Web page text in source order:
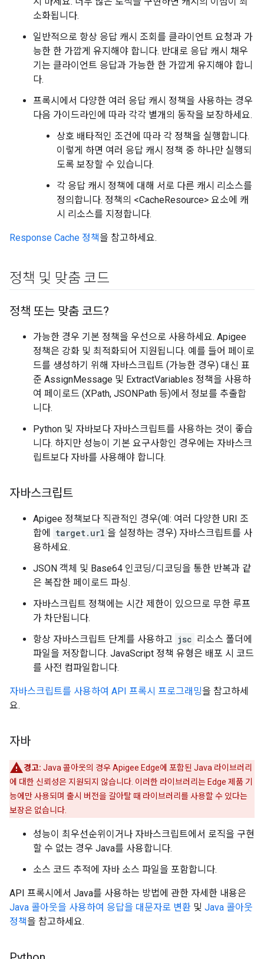
소화됩니다.
일반적으로 항상 응답 캐시 조회를 클라이언트 요청과 가
능한 한 가깝게 유지해야 합니다. 반대로 응답 캐시 채우
기는 클라이언트 응답과 가능한 한 가깝게 유지해야 합니
다.
프록시에서 다양한 여러 응답 캐시 정책을 사용하는 경우
다음 가이드라인에 따라 각각 별개의 동작을 보장하세요.
상호 배타적인 조건에 따라 각 정책을 실행합니다.
이렇게 하면 여러 응답 캐시 정책 중 하나만 실행되
도록 보장할 수 있습니다.
각 응답 캐시 정책에 대해 서로 다른 캐시 리소스를
정의합니다. 정책의 <CacheResource> 요소에 캐
시 리소스를 지정합니다.
Response Cache 정책 을 참고하세요.
정책 및 맞춤 코드
정책 또는 맞춤 코드?
가능한 경우 기본 정책을 우선으로 사용하세요. Apigee
정책은 강화 및 최적화되어 지원됩니다. 예를 들어 페이로
드를 생성하기 위해 자바스크립트 (가능한 경우) 대신 표
준 AssignMessage 및 ExtractVariables 정책을 사용하
여 페이로드 (XPath, JSONPath 등)에서 정보를 추출합
니다.
Python 및 자바보다 자바스크립트를 사용하는 것이 좋습
니다. 하지만 성능이 기본 요구사항인 경우에는 자바스크
립트보다 자바를 사용해야 합니다.
자바스크립트
Apigee 정책보다 직관적인 경우(예: 여러 다양한 URI 조
합에
target.url 을 설정하는 경우) 자바스크립트를 사
용하세요.
JSON 객체 및 Base64 인코딩/디코딩을 통한 반복과 같
은 복잡한 페이로드 파싱.
자바스크립트 정책에는 시간 제한이 있으므로 무한 루프
가 차단됩니다.
항상 자바스크립트 단계를 사용하고 jsc 리소스 폴더에
파일을 저장합니다. JavaScript 정책 유형은 배포 시 코드
를 사전 컴파일합니다.
자바스크립트를 사용하여 API 프록시 프로그래밍을 참고하세
요.
자바
경고: Java 콜아웃의 경우 Apigee Edge에 포함된 Java 라이브러리
에 대한 신뢰성은 지원되지 않습니다. 이러한 라이브러리는 Edge 제품 기
능에만 사용되며 출시 버전을 갈아탈 때 라이브러리를 사용할 수 있다는
보장은 없습니다.
성능이 최우선순위이거나 자바스크립트에서 로직을 구현
할 수 없는 경우 Java를 사용합니다.
소스 코드 추적에 자바 소스 파일을 포함합니다.
API 프록시에서 Java를 사용하는 방법에 관한 자세한 내용은
Java 콜아웃을 사용하여 응답을 대문자로 변환 및 Java 콜아웃
정책 을 참고하세요.